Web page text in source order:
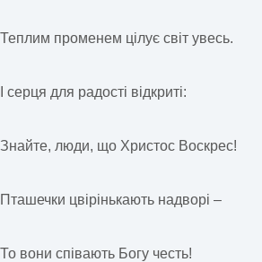
Теплим променем цілує світ увесь.
І серця для радості відкриті:
Знайте, люди, що Христос Воскрес!
Пташечки цвірінькають надворі –
То вони співають Богу честь!